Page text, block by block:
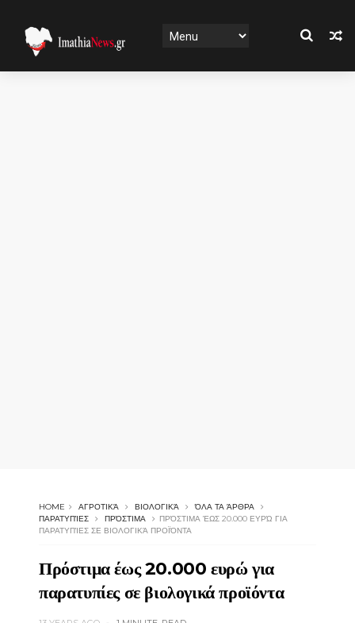
HOME ΑΓΡΟΤΙΚΆ ΒΙΟΛΟΓΙΚΆ
ΌΛΑ ΤΑ ΆΡΘΡΑ
ΠΑΡΑΤΥΠΊΕΣ
ΠΡΌΣΤΙΜΑ
ΠΡΌΣΤΙΜΑ ΈΩΣ 20.000 ΕΥΡΏ ΓΙΑ
ΠΑΡΑΤΥΠΊΕΣ ΣΕ ΒΙΟΛΟΓΙΚΆ ΠΡΟΪΌΝΤΑ
Πρόστιμα έως 20.000 ευρώ για
παρατυπίες σε βιολογικά προϊόντα